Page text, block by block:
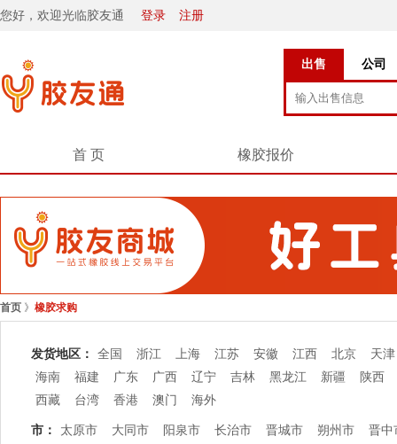
您好，欢迎光临胶友通 登录 注册
出售 公司
首 页 橡胶报价
首页 》 橡胶求购
发货地区： 全国 浙江 上海 江苏 安徽 江西 北京
天津
海南
福建 广东 广西 辽宁 吉林 黑龙江 新疆
陕西
西藏
台湾 香港 澳门 海外
市： 太原市 大同市 阳泉市 长治市 晋城市 朔州市 晋中